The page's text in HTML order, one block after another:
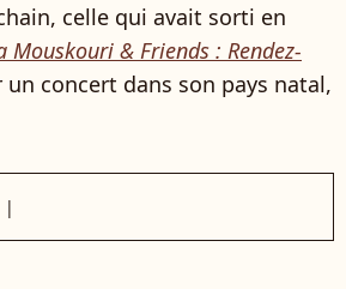
celle qui avait sorti en
Mouskouri & Friends : Rendez-
concert dans son pays natal,
|